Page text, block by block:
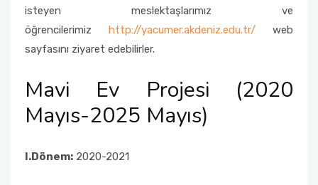
isteyen meslektaşlarımız ve
öğrencilerimiz http://yacumer.akdeniz.edu.tr/ web
sayfasını ziyaret edebilirler.
Mavi Ev Projesi (2020
Mayıs-2025 Mayıs)
I.Dönem: 2020-2021
Fakülte Faaliyet Raporları
Yandal- ÇAP